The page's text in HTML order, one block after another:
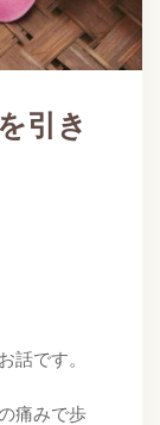
引き
話です。
痛みで歩